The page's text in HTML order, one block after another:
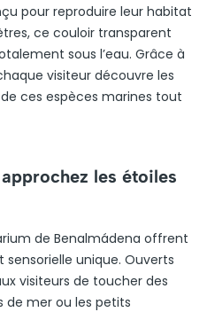
pour reproduire leur habitat
ce couloir transparent
sous l’eau. Grâce à
visiteur découvre les
ces espèces marines tout
les étoiles
de Benalmádena offrent
unique. Ouverts
visiteurs de toucher des
de mer ou les petits